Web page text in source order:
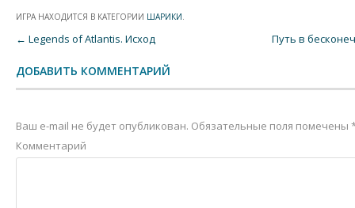
ИГРА НАХОДИТСЯ В КАТЕГОРИИ ШАРИКИ.
Post navigation
← Legends of Atlantis. Исход Путь в
ДОБАВИТЬ КОММЕНТАРИЙ
Ваш e-mail не будет опубликован. Обязательные поля помечены
Комментарий